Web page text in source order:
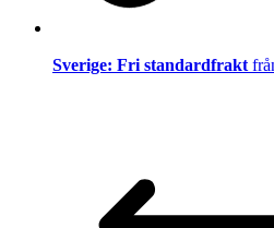
Sverige: Fri standardfrakt